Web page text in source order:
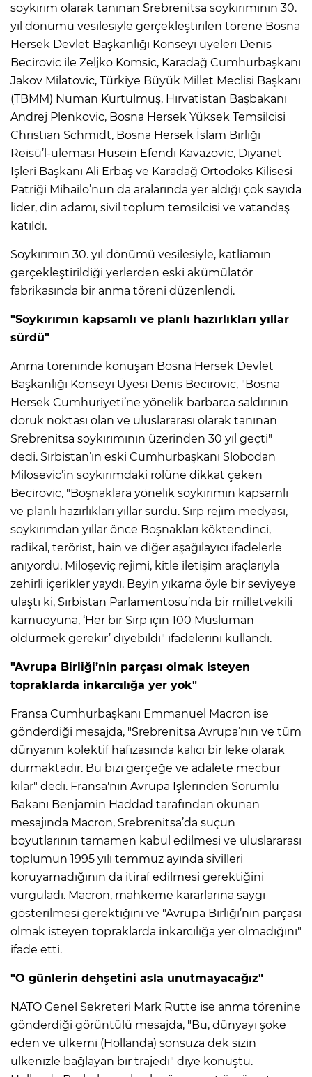
soykırım olarak tanınan Srebrenitsa soykırımının 30.
yıl dönümü vesilesiyle gerçekleştirilen törene Bosna
Hersek Devlet Başkanlığı Konseyi üyeleri Denis
Becirovic ile Zeljko Komsic, Karadağ Cumhurbaşkanı
Jakov Milatovic, Türkiye Büyük Millet Meclisi Başkanı
(TBMM) Numan Kurtulmuş, Hırvatistan Başbakanı
Andrej Plenkovic, Bosna Hersek Yüksek Temsilcisi
Christian Schmidt, Bosna Hersek İslam Birliği
Reisü’l-uleması Husein Efendi Kavazovic, Diyanet
İşleri Başkanı Ali Erbaş ve Karadağ Ortodoks Kilisesi
Patriği Mihailo’nun da aralarında yer aldığı çok sayıda
lider, din adamı, sivil toplum temsilcisi ve vatandaş
katıldı.
Soykırımın 30. yıl dönümü vesilesiyle, katliamın
gerçekleştirildiği yerlerden eski akümülatör
fabrikasında bir anma töreni düzenlendi.
"Soykırımın kapsamlı ve planlı hazırlıkları yıllar
sürdü"
Anma töreninde konuşan Bosna Hersek Devlet
Başkanlığı Konseyi Üyesi Denis Becirovic, "Bosna
Hersek Cumhuriyeti’ne yönelik barbarca saldırının
doruk noktası olan ve uluslararası olarak tanınan
Srebrenitsa soykırımının üzerinden 30 yıl geçti"
dedi. Sırbistan’ın eski Cumhurbaşkanı Slobodan
Milosevic’in soykırımdaki rolüne dikkat çeken
Becirovic, "Boşnaklara yönelik soykırımın kapsamlı
ve planlı hazırlıkları yıllar sürdü. Sırp rejim medyası,
soykırımdan yıllar önce Boşnakları köktendinci,
radikal, terörist, hain ve diğer aşağılayıcı ifadelerle
anıyordu. Miloşeviç rejimi, kitle iletişim araçlarıyla
zehirli içerikler yaydı. Beyin yıkama öyle bir seviyeye
ulaştı ki, Sırbistan Parlamentosu’nda bir milletvekili
kamuoyuna, ‘Her bir Sırp için 100 Müslüman
öldürmek gerekir’ diyebildi" ifadelerini kullandı.
"Avrupa Birliği’nin parçası olmak isteyen
topraklarda inkarcılığa yer yok"
Fransa Cumhurbaşkanı Emmanuel Macron ise
gönderdiği mesajda, "Srebrenitsa Avrupa’nın ve tüm
dünyanın kolektif hafızasında kalıcı bir leke olarak
durmaktadır. Bu bizi gerçeğe ve adalete mecbur
kılar" dedi. Fransa'nın Avrupa İşlerinden Sorumlu
Bakanı Benjamin Haddad tarafından okunan
mesajında Macron, Srebrenitsa’da suçun
boyutlarının tamamen kabul edilmesi ve uluslararası
toplumun 1995 yılı temmuz ayında sivilleri
koruyamadığının da itiraf edilmesi gerektiğini
vurguladı. Macron, mahkeme kararlarına saygı
gösterilmesi gerektiğini ve "Avrupa Birliği’nin parçası
olmak isteyen topraklarda inkarcılığa yer olmadığını"
ifade etti.
"O günlerin dehşetini asla unutmayacağız"
NATO Genel Sekreteri Mark Rutte ise anma törenine
gönderdiği görüntülü mesajda, "Bu, dünyayı şoke
eden ve ülkemi (Hollanda) sonsuza dek sizin
ülkenizle bağlayan bir trajedi" diye konuştu.